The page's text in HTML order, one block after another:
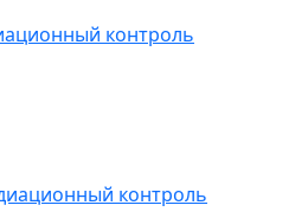
контроль
контроль